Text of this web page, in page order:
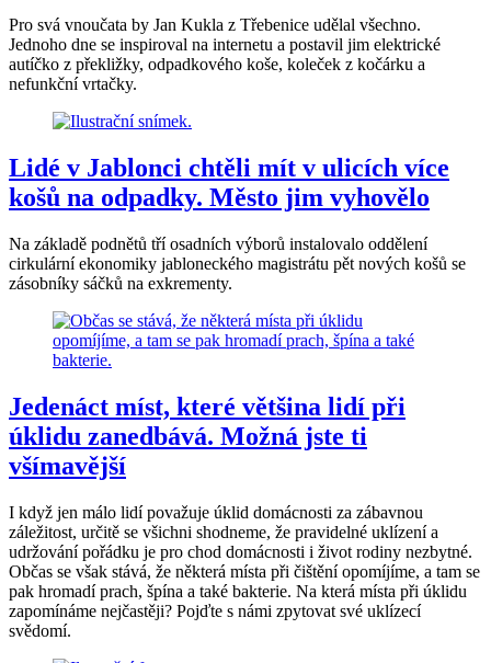
Pro svá vnoučata by Jan Kukla z Třebenice udělal všechno.
Jednoho dne se inspiroval na internetu a postavil jim elektrické
autíčko z překližky, odpadkového koše, koleček z kočárku a
nefunkční vrtačky.
Lidé v Jablonci chtěli mít v ulicích více
košů na odpadky. Město jim vyhovělo
Na základě podnětů tří osadních výborů instalovalo oddělení
cirkulární ekonomiky jabloneckého magistrátu pět nových košů se
zásobníky sáčků na exkrementy.
Jedenáct míst, které většina lidí při
úklidu zanedbává. Možná jste ti
všímavější
I když jen málo lidí považuje úklid domácnosti za zábavnou
záležitost, určitě se všichni shodneme, že pravidelné uklízení a
udržování pořádku je pro chod domácnosti i život rodiny nezbytné.
Občas se však stává, že některá místa při čištění opomíjíme, a tam se
pak hromadí prach, špína a také bakterie. Na která místa při úklidu
zapomínáme nejčastěji? Pojďte s námi zpytovat své uklízecí
svědomí.